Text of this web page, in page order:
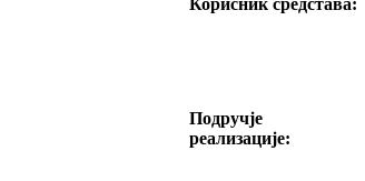
Подручје
реализације: